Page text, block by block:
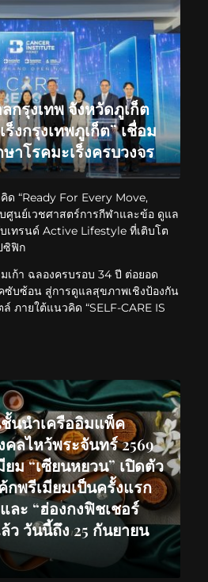
กรุงเทพ จังหวัดภูเก็ต
งกรุงเทพภูเก็ต” เชื่อม
าโรคมะเร็งครบวงจร
ด “Ready For Every Move,
ศูนย์เวชศาสตร์การกีฬาและข้อ ดูแล
เทรนด์ Active Lifestyle ที่เติบโต
ซิฟิก
เก้า ฉลองครบรอบ 34 ปี ต่อยอด
ซับซ้อน สู่การดูแลสุขภาพเชิงป้องกัน
ภายใต้แนวคิด “SELF-CARE IS
นนำเครืออิมแพ็ค
ลไหว้พระจันทร์ 2569
ม “เซียนหยวน” เปิดตัว
กพรีเมียมเป็นครั้งแรก
ละ “ฮ่องกงฟิชเชอร์
ว วันนี้ถึง 25 กันยายน